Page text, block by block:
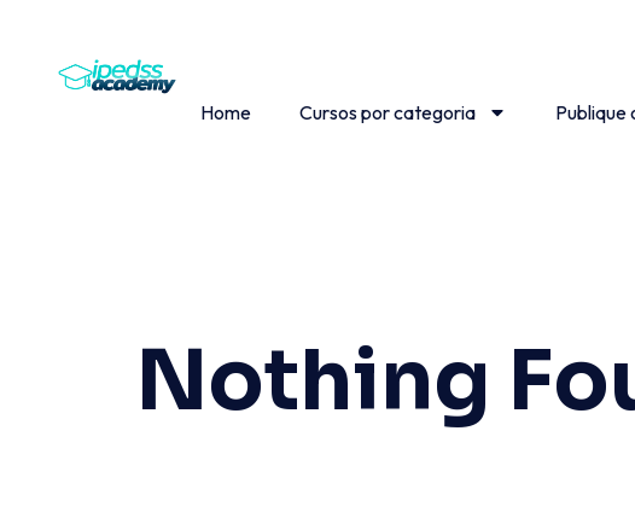
Home Cursos por categoria Publique
Nothing